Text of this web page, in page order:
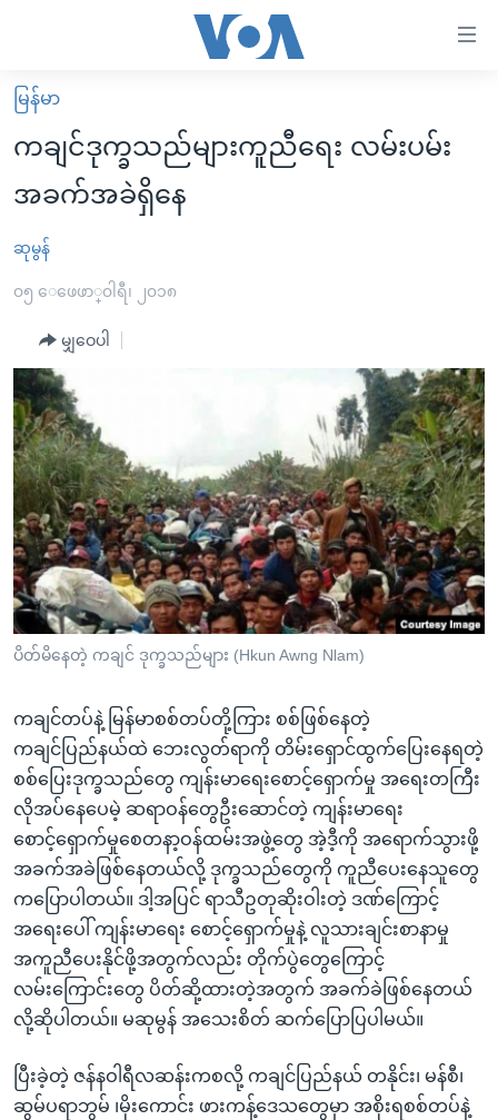
လွယ်ကူ
စေ
များ
ပင်မ
ကျော်
ကြည့်
ရန်
ပင်မ
အ
ညွန်း
စာမျက်နှာ
သို့
ကျော်
ကြည့်
ရှာဖွေ
ရန်
နေရာ
သို့
ကျော်
ရန်
မူလစာမျက်နှာ
မြန်မာ
ကမ္ဘာ့သတင်းများ
နိုင်ငံတကာ
အစ္စရေး-ပါလက်စတိုင်း
ဗွီဒီယို
သတင်းလွတ်လပ်ခွင့်
အင်္ဂလိပ်စာလေ့လာမယ်
အမေရိကန်သုံးအီဒီယံ
မကြေးမုံရဲ့ အင်္ဂလိပ်စာ
ရုပ်ရှင်ထဲက အင်္ဂလိပ်စာ
သုတပဒေသာ အင်္ဂလိပ်စာ
အပတ်စဉ်ကဏ္ဍများ
ရေဒီယို
တီဗွီ
ရေဒီယိုနှင့်ရုပ်သံ အချက်အလက်များ
ရေဒီယို/တီဗွီအစီအစဉ်
Learning English
ဗွီအိုအေ လူမှုကွန်ယက်များ
ဘာသာစကားများ
မြန်မာ
ကချင်ဒုက္ခသည်များကူညီရေး လမ်းပမ်း
အခက်အခဲရှိနေ
ဆုမွန်
၀၅ ေဖေဖာ္၀ါရီ၊ ၂၀၁၈
မျှဝေပါ
ပိတ်မိနေတဲ့ ကချင် ဒုက္ခသည်များ (Hkun Awng Nlam)
ကချင်တပ်နဲ့ မြန်မာစစ်တပ်တို့ကြား စစ်ဖြစ်နေတဲ့
ကချင်ပြည်နယ်ထဲ ဘေးလွတ်ရာကို တိမ်းရှောင်ထွက်ပြေးနေရတဲ့
စစ်ပြေးဒုက္ခသည်တွေ ကျန်းမာရေးစောင့်ရှောက်မှု အရေးတကြီး
လိုအပ်နေပေမဲ့ ဆရာဝန်တွေဦးဆောင်တဲ့ ကျန်းမာရေး
စောင့်ရှောက်မှုစေတနာ့ဝန်ထမ်းအဖွဲ့တွေ အဲ့ဒီ့ကို အရောက်သွားဖို့
အခက်အခဲဖြစ်နေတယ်လို့ ဒုက္ခသည်တွေကို ကူညီပေးနေသူတွေ
ကပြောပါတယ်။ ဒါ့အပြင် ရာသီဥတုဆိုးဝါးတဲ့ ဒဏ်ကြောင့်
အရေးပေါ် ကျန်းမာရေး စောင့်ရှောက်မှုနဲ့ လူသားချင်းစာနာမှု
အကူညီပေးနိုင်ဖို့အတွက်လည်း တိုက်ပွဲတွေကြောင့်
လမ်းကြောင်းတွေ ပိတ်ဆို့ထားတဲ့အတွက် အခက်ခဲဖြစ်နေတယ်
လို့ဆိုပါတယ်။ မဆုမွန် အသေးစိတ် ဆက်ပြောပြပါမယ်။
ပြီးခဲ့တဲ့ ဇန်နဝါရီလဆန်းကစလို့ ကချင်ပြည်နယ် တနိုင်း၊ မန်စီ၊
ဆွမ်ပရာဘွမ် ၊မိုးကောင်း ဖားကန့်ဒေသတွေမှာ အစိုးရစစ်တပ်နဲ့